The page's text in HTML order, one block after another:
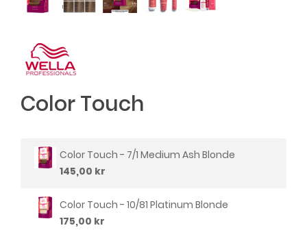
Color Touch
Color Touch - 7/1 Medium Ash Blonde
145,00 kr
Color Touch - 10/81 Platinum Blonde
175,00 kr